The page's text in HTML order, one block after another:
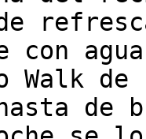
con
Walk
de